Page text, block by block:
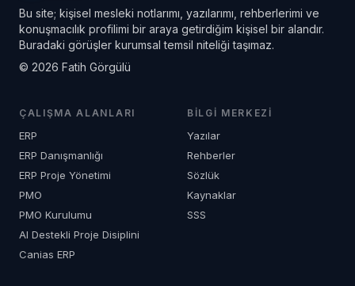
Bu site; kişisel mesleki notlarımı, yazılarımı, rehberlerimi ve
konuşmacılık profilimi bir araya getirdiğim kişisel bir alandır.
Buradaki görüşler kurumsal temsil niteliği taşımaz.
© 2026 Fatih Görgülü
ÇALIŞMA ALANLARI
ERP
ERP Danışmanlığı
ERP Proje Yönetimi
PMO
PMO Kurulumu
AI Destekli Proje Disiplini
Canias ERP
BILGI MERKEZI
Yazılar
Rehberler
Sözlük
Kaynaklar
SSS